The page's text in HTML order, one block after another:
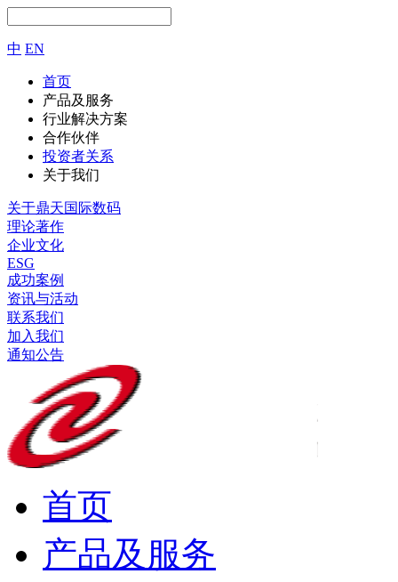
中 EN
首页
产品及服务
行业解决方案
合作伙伴
投资者关系
关于我们
关于鼎天国际数码
理论著作
企业文化
ESG
成功案例
资讯与活动
联系我们
加入我们
通知公告
首页
产品及服务